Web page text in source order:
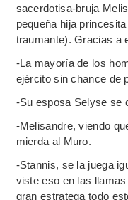
sacerdotisa-bruja
pequeña hija
traumante). Gracias a
-La mayoría de los
ejército sin chance de
-Su esposa Selyse se
-Melisandre, viendo
mierda al Muro.
-Stannis, se la juega
viste eso en las
gran estratega todo